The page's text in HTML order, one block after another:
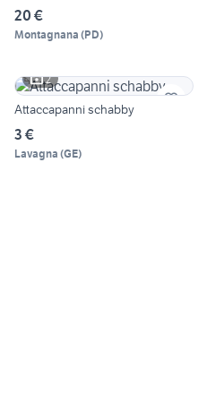
20 €
Montagnana (PD)
2
Attaccapanni schabby
3 €
Lavagna (GE)